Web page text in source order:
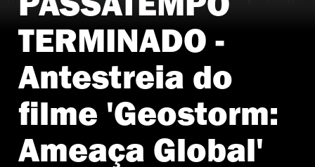
PASSATEMPO
TERMINADO -
Antestreia do
filme 'Geostorm:
Ameaça Global'